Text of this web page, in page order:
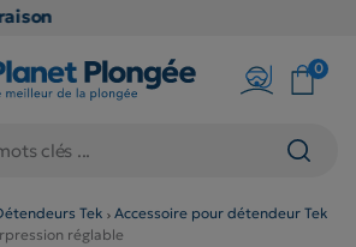
0
Tek
Accessoire pour détendeur Tek
réglable